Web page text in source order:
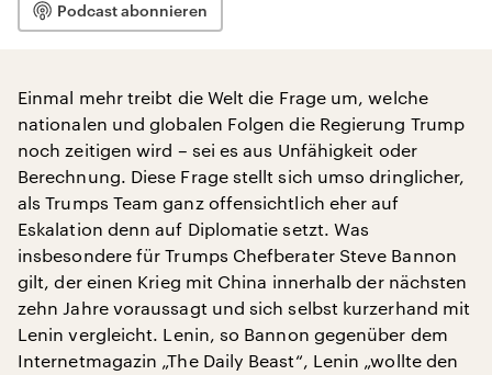
Podcast abonnieren
Einmal mehr treibt die Welt die Frage um, welche
nationalen und globalen Folgen die Regierung Trump
noch zeitigen wird – sei es aus Unfähigkeit oder
Berechnung. Diese Frage stellt sich umso dringlicher,
als Trumps Team ganz offensichtlich eher auf
Eskalation denn auf Diplomatie setzt. Was
insbesondere für Trumps Chefberater Steve Bannon
gilt, der einen Krieg mit China innerhalb der nächsten
zehn Jahre voraussagt und sich selbst kurzerhand mit
Lenin vergleicht. Lenin, so Bannon gegenüber dem
Internetmagazin „The Daily Beast“, Lenin „wollte den